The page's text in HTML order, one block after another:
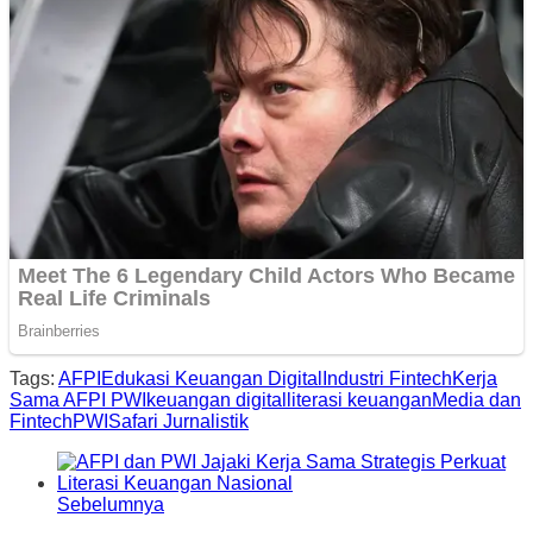
Tags: AFPI Edukasi Keuangan Digital Industri FintechKerja
Sama AFPI PWI keuangan digital literasi keuanganMedia dan
FintechPWI Safari Jurnalistik
Sebelumnya